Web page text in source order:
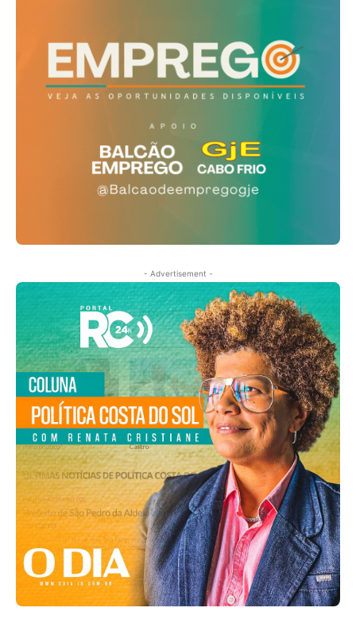
- Advertisement -